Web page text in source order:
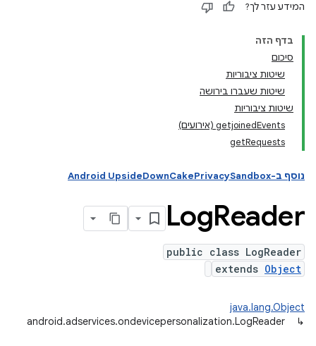
המידע עזר לך?
בדף הזה
סיכום
שיטות ציבוריות
שיטות שעברו בירושה
שיטות ציבוריות
getjoinedEvents (אירועים)
getRequests
נוסף ב-Android UpsideDownCakePrivacySandbox
LogReader
public class LogReader
extends Object
java.lang.Object
↳
android.adservices.ondevicepersonalization.LogReader